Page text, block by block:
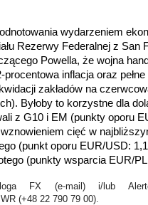
wydarzeniem
Rezerwy Federalnej z San
Powella, że wojna
inflacja oraz
zakładów na
Byłoby to korzystne dla
z G10 i EM (punkty oporu
cięć w
(punkt oporu EUR/USD:
(punkty wsparcia EUR/
FX (e-mail) i/lub
(+48 22 790 79 00).